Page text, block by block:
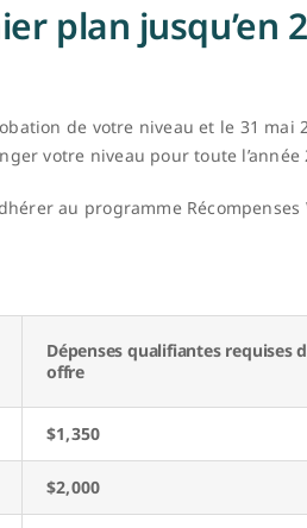
plan jusqu’en
de votre niveau et le 31 mai
votre niveau pour toute l’année
au programme Récompenses
Dépenses qualifiantes requises
offre
$1,350
$2,000